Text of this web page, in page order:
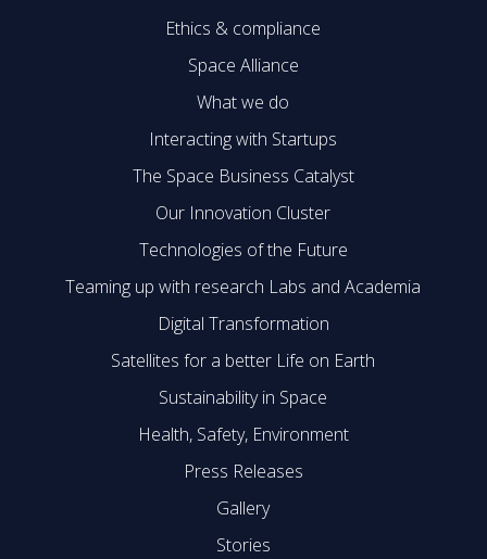
Ethics & compliance
Space Alliance
What we do
Interacting with Startups
The Space Business Catalyst
Our Innovation Cluster
Technologies of the Future
Teaming up with research Labs and Academia
Digital Transformation
Satellites for a better Life on Earth
Sustainability in Space
Health, Safety, Environment
Press Releases
Gallery
Stories